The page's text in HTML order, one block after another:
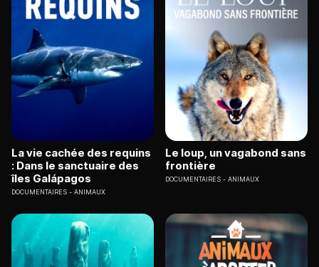
La vie cachée des requins
: Dans le sanctuaire des
îles Galápagos
DOCUMENTAIRES ANIMAUX
Le loup, un vagabond sans
frontière
DOCUMENTAIRES ANIMAUX